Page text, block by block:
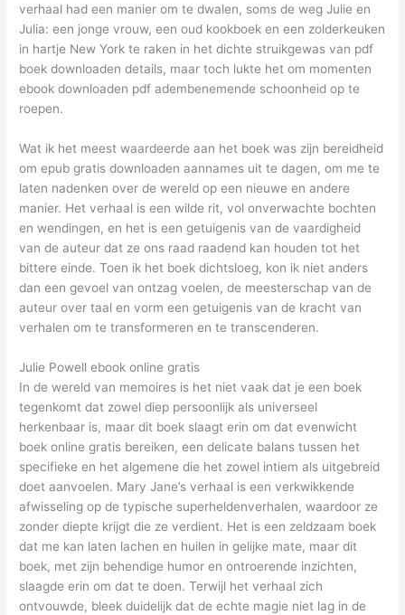
verhaal had een manier om te dwalen, soms de weg Julie en
Julia: een jonge vrouw, een oud kookboek en een zolderkeuken
in hartje New York te raken in het dichte struikgewas van pdf
boek downloaden details, maar toch lukte het om momenten
ebook downloaden pdf adembenemende schoonheid op te
roepen.
Wat ik het meest waardeerde aan het boek was zijn bereidheid
om epub gratis downloaden aannames uit te dagen, om me te
laten nadenken over de wereld op een nieuwe en andere
manier. Het verhaal is een wilde rit, vol onverwachte bochten
en wendingen, en het is een getuigenis van de vaardigheid
van de auteur dat ze ons raad raadend kan houden tot het
bittere einde. Toen ik het boek dichtsloeg, kon ik niet anders
dan een gevoel van ontzag voelen, de meesterschap van de
auteur over taal en vorm een getuigenis van de kracht van
verhalen om te transformeren en te transcenderen.
Julie Powell ebook online gratis
In de wereld van memoires is het niet vaak dat je een boek
tegenkomt dat zowel diep persoonlijk als universeel
herkenbaar is, maar dit boek slaagt erin om dat evenwicht
boek online gratis bereiken, een delicate balans tussen het
specifieke en het algemene die het zowel intiem als uitgebreid
doet aanvoelen. Mary Jane’s verhaal is een verkwikkende
afwisseling op de typische superheldenverhalen, waardoor ze
zonder diepte krijgt die ze verdient. Het is een zeldzaam boek
dat me kan laten lachen en huilen in gelijke mate, maar dit
boek, met zijn behendige humor en ontroerende inzichten,
slaagde erin om dat te doen. Terwijl het verhaal zich
ontvouwde, bleek duidelijk dat de echte magie niet lag in de